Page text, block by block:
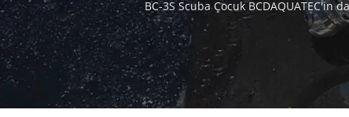
Dalış Küçük BCD |
BC-3S Scuba Çocuk BCDAQUATEC'in